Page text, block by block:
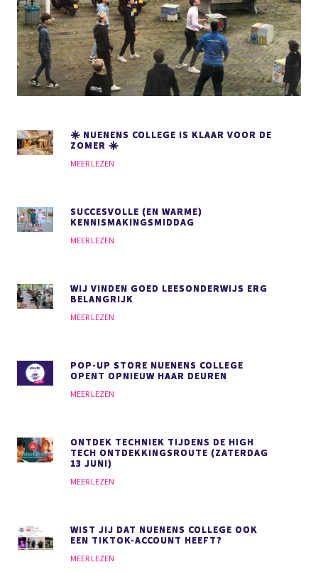
☀️ NUENENS COLLEGE IS KLAAR VOOR DE
ZOMER ☀️
MEER LEZEN
SUCCESVOLLE (EN WARME)
KENNISMAKINGSMIDDAG
MEER LEZEN
WIJ VINDEN GOED LEESONDERWIJS ERG
BELANGRIJK
MEER LEZEN
POP-UP STORE NUENENS COLLEGE
OPENT OPNIEUW HAAR DEUREN
MEER LEZEN
ONTDEK TECHNIEK TIJDENS DE HIGH
TECH ONTDEKKINGSROUTE (ZATERDAG
13 JUNI)
MEER LEZEN
WIST JIJ DAT NUENENS COLLEGE OOK
EEN TIKTOK-ACCOUNT HEEFT?
MEER LEZEN